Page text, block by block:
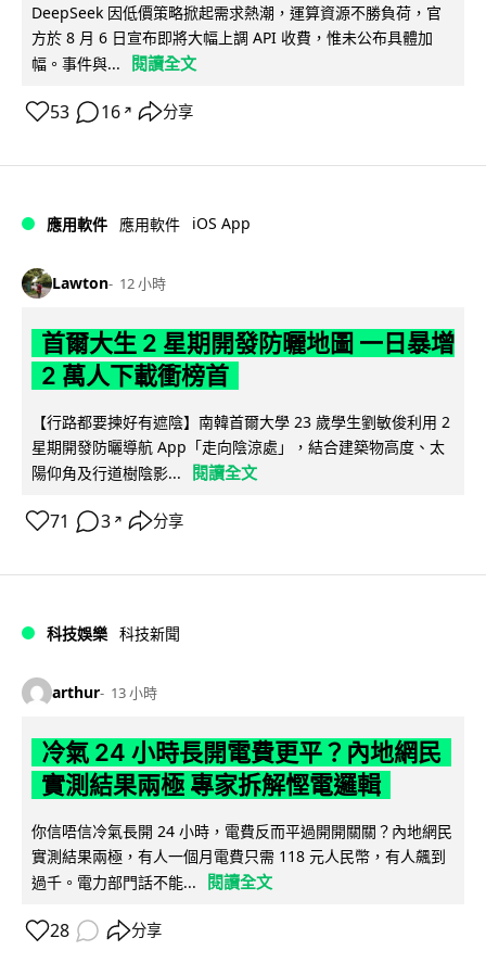
DeepSeek 因低價策略掀起需求熱潮，運算資源不勝負荷，官
方於 8 月 6 日宣布即將大幅上調 API 收費，惟未公布具體加
幅。事件與...
閱讀全文
53 16 ↗ 分享
應用軟件 應用軟件 iOS App
Lawton 12 小時
首爾大生 2 星期開發防曬地圖 一日暴增
2 萬人下載衝榜首
【行路都要揀好有遮陰】南韓首爾大學 23 歲學生劉敏俊利用 2
星期開發防曬導航 App「走向陰涼處」，結合建築物高度、太
陽仰角及行道樹陰影...
閱讀全文
71 3 ↗ 分享
科技娛樂 科技新聞
arthur 13 小時
冷氣 24 小時長開電費更平？內地網民
實測結果兩極 專家拆解慳電邏輯
你信唔信冷氣長開 24 小時，電費反而平過開開關關？內地網民
實測結果兩極，有人一個月電費只需 118 元人民幣，有人飆到
過千。電力部門話不能...
閱讀全文
28 分享